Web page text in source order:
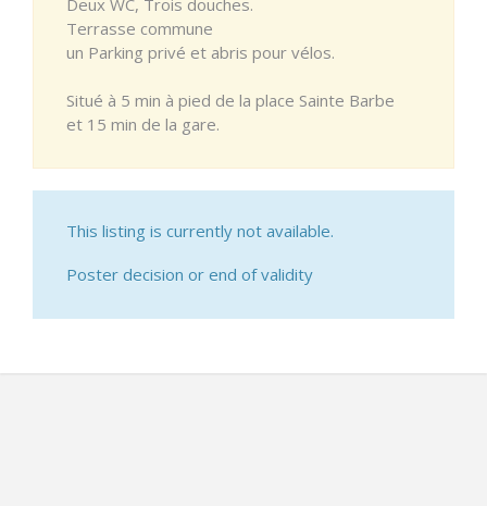
Terrasse commune
un Parking privé et abris pour vélos.
Situé à 5 min à pied de la place Sainte Barbe
et 15 min de la gare.
This listing is currently not available.
Poster decision or end of validity